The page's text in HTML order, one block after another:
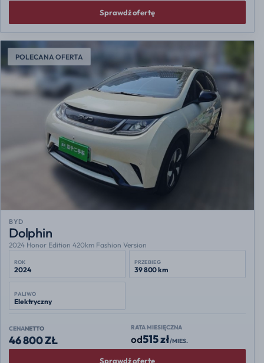
Sprawdź ofertę
POLECANA OFERTA
BYD
Dolphin
2024 Honor Edition 420km Fashion Version
ROK
2024
PRZEBIEG
39 800 km
PALIWO
Elektryczny
CENANETTO
46 800 ZŁ
RATA MIESIĘCZNA
od515 zł/MIES.
Sprawdź ofertę